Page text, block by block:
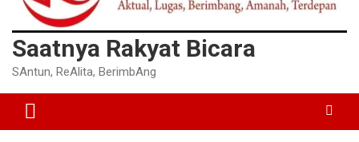
Saatnya Rakyat Bicara
SAntun, ReAlita, BerimbAng